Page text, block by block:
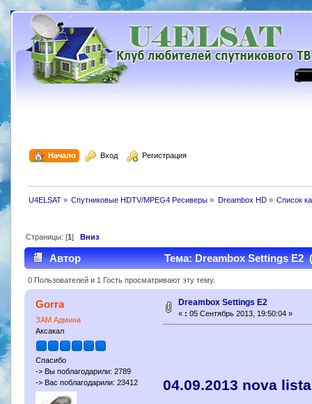
Начало Вход Регистрация
U4ELSAT» Спутниковые HDTV/MPEG4 Ресиверы » Dreambox HD» Список
Страницы: [1] Вниз
Автор Тема: Dreambox Settings E2
0 Пользователей и 1 Гость просматривают эту тему.
Gorra
ЗАМ Админа
Аксакал
Спасибо
-> Вы поблагодарили: 2789
-> Вас поблагодарили: 23412
Dreambox Settings E2
« : 05 Сентябрь 2013, 19:50:04 »
04.09.2013 nova